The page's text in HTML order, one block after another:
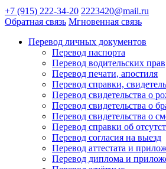
+7 (915) 222-34-20 2223420@mail.ru
Обратная связь Мгновенная связь
Перевод личных документов
Перевод паспорта
Перевод водительских
Перевод печати, апостиля
Перевод справки,
Перевод свидетельства о
Перевод свидетельства о
Перевод свидетельства о
Перевод справки об
Перевод согласия на выезд
Перевод аттестата и
Перевод диплома и